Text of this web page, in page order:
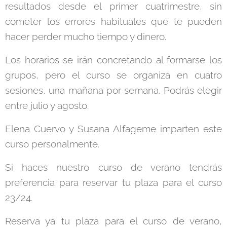
resultados desde el primer cuatrimestre, sin
cometer los errores habituales que te pueden
hacer perder mucho tiempo y dinero.
Los horarios se irán concretando al formarse los
grupos, pero el curso se organiza en cuatro
sesiones, una mañana por semana. Podrás elegir
entre julio y agosto.
Elena Cuervo y Susana Alfageme imparten este
curso personalmente.
Si haces nuestro curso de verano tendrás
preferencia para reservar tu plaza para el curso
23/24.
Reserva ya tu plaza para el curso de verano,